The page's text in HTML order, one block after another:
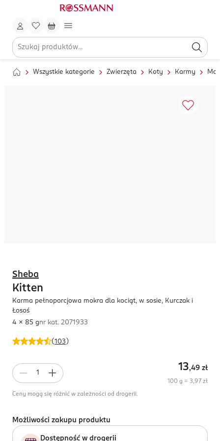
Wszystkie kategorie Zwierzęta Koty Karmy
(103 )
Sheba
Kitten
Karma pełnoporcjowa mokra dla kociąt, w sosie, Kurczak i
Łosoś
4 x 85 gnr kat. 2071933
13,49 zł
100 g = 3,97 zł
Ceny mogą się różnić w zależności od drogerii.
Możliwości zakupu produktu
Dostępność w drogerii